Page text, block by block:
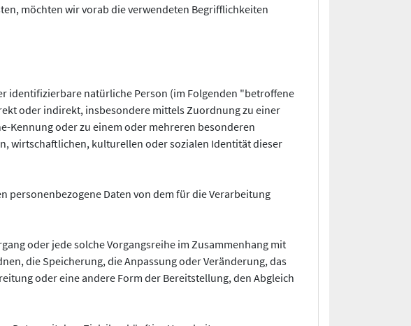
möchten wir vorab die verwendeten Begrifflichkeiten
identifizierbare natürliche Person (im Folgenden "betroffene
oder indirekt, insbesondere mittels Zuordnung zu einer
Kennung oder zu einem oder mehreren besonderen
wirtschaftlichen, kulturellen oder sozialen Identität dieser
Daten von dem für die Verarbeitung
oder jede solche Vorgangsreihe im Zusammenhang mit
die Speicherung, die Anpassung oder Veränderung, das
oder eine andere Form der Bereitstellung, den Abgleich